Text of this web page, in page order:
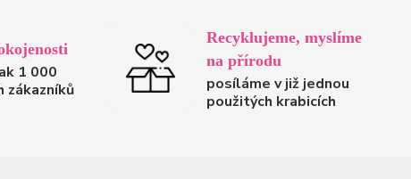
1 000
zákazníků
Recyklujeme, myslíme
na přírodu
posíláme v již jednou
použitých krabicích